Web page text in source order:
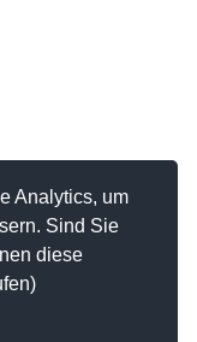
Analytics, um
Sind Sie
diese